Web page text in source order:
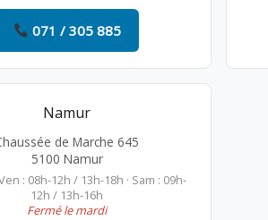
071 / 305 885
Namur
de Marche 645
5100 Namur
: 08h-12h / 13h-18h · Sam : 09h-
12h / 13h-16h
Fermé le mardi